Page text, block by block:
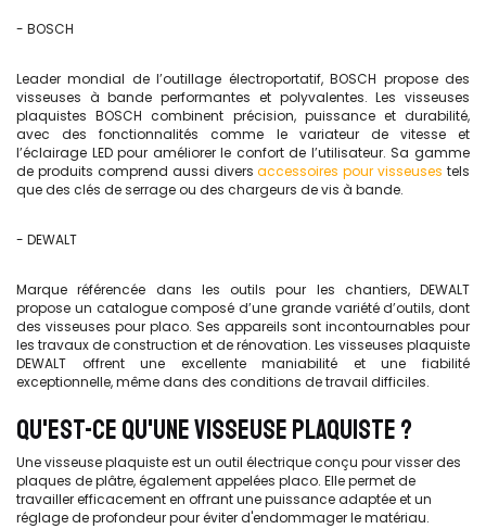
- BOSCH
Leader mondial de l’outillage électroportatif, BOSCH propose des
visseuses à bande performantes et polyvalentes. Les visseuses
plaquistes BOSCH combinent précision, puissance et durabilité,
avec des fonctionnalités comme le variateur de vitesse et
l’éclairage LED pour améliorer le confort de l’utilisateur. Sa gamme
de produits comprend aussi diversaccessoires pour visseuses tels
que des clés de serrage ou des chargeurs de vis à bande.
- DEWALT
Marque référencée dans les outils pour les chantiers, DEWALT
propose un catalogue composé d’une grande variété d’outils, dont
des visseuses pour placo. Ses appareils sont incontournables pour
les travaux de construction et de rénovation. Les visseuses plaquiste
DEWALT offrent une excellente maniabilité et une fiabilité
exceptionnelle, même dans des conditions de travail difficiles.
QU'EST-CE QU'UNE VISSEUSE PLAQUISTE ?
Une visseuse plaquiste est un outil électrique conçu pour visser des
plaques de plâtre, également appelées placo. Elle permet de
travailler efficacement en offrant une puissance adaptée et un
réglage de profondeur pour éviter d'endommager le matériau.